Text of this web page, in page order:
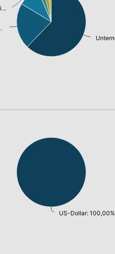
15,89%
Staatsanleihen u. öffentl.Anleihen: 7,33%
US-Dollar: 100,00%